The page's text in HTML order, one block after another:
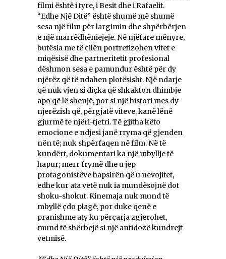
filmi është i tyre, i Besit dhe i Rafaelit.
“Edhe Një Ditë” është shumë më shumë
sesa një film për largimin dhe shpërbërjen
e një marrëdhëniejeje. Në njëfare mënyre,
butësia me të cilën portretizohen vitet e
miqësisë dhe partneritetit profesional
dëshmon sesa e pamundur është për dy
njërëz që të ndahen plotësisht. Një ndarje
që nuk vjen si diçka që shkakton dhimbje
apo që lë shenjë, por si një histori mes dy
njerëzish që, përgjatë viteve, kanë lënë
gjurmë te njëri-tjetri. Të gjitha këto
emocione e ndjesi janë rryma që gjenden
nën të; nuk shpërfaqen në film. Në të
kundërt, dokumentari ka një mbyllje të
hapur; merr frymë dhe u jep
protagonistëve hapsirën që u nevojitet,
edhe kur ata vetë nuk ia mundësojnë dot
shoku-shokut. Kinemaja nuk mund të
mbyllë çdo plagë, por duke qenë e
pranishme aty ku përçarja zgjerohet,
mund të shërbejë si një antidozë kundrejt
vetmisë.